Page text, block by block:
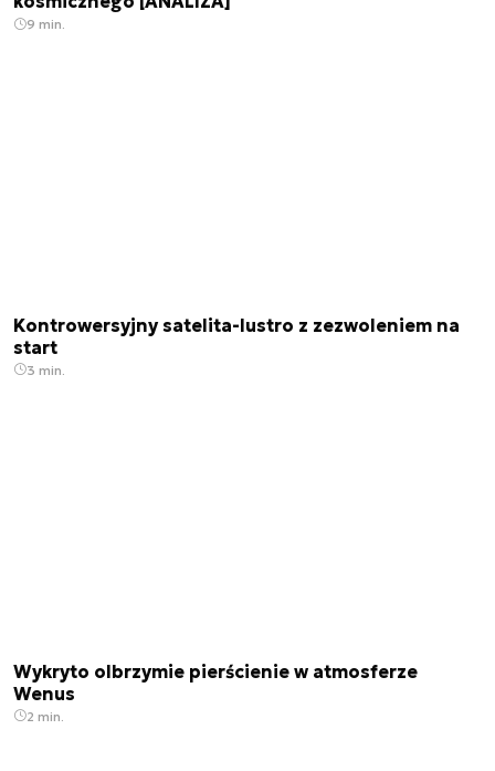
9 min.
Kontrowersyjny satelita-lustro z zezwoleniem na
start
3 min.
Wykryto olbrzymie pierścienie w atmosferze
Wenus
2 min.